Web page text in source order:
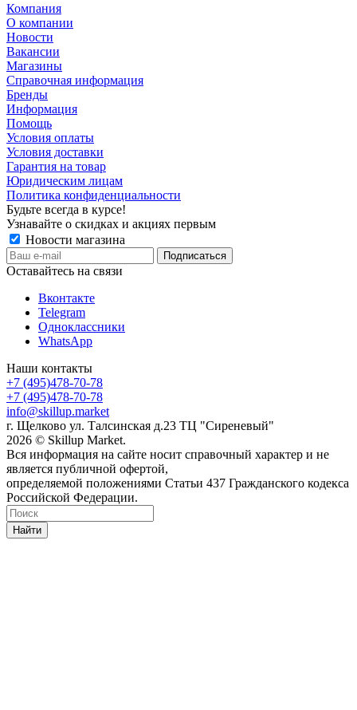
Компания
О компании
Новости
Вакансии
Магазины
Справочная информация
Бренды
Информация
Помощь
Условия оплаты
Условия доставки
Гарантия на товар
Юридическим лицам
Политика конфиденциальности
Будьте всегда в курсе!
Узнавайте о скидках и акциях первым
Новости магазина
Оставайтесь на связи
Вконтакте
Telegram
Одноклассники
WhatsApp
Наши контакты
+7 (495)478-70-78
+7 (495)478-70-78
info@skillup.market
г. Щелково ул. Талсинская д.23 ТЦ "Сиреневый"
2026 © Skillup Market.
Вся информация на сайте носит справочный характер и не
является публичной офертой,
определяемой положениями Статьи 437 Гражданского кодекса
Российской Федерации.
Найти